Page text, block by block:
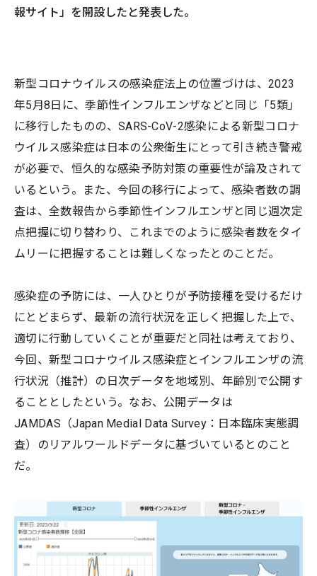
報サイト」を開設したと発表した。
新型コロナウイルスの感染症法上の位置づけは、2023
年5月8日に、季節性インフルエンザなどと同じ「5類」
に移行したものの、SARS-CoV-2感染による新型コロナ
ウイルス感染症は日本の公衆衛生にとって引き続き警戒
が必要で、恒久的な感染予防対策の重要性が論及されて
いるという。また、今回の移行によって、感染者数の調
査は、全数報告から季節性インフルエンザと同じ週次定
点把握に切り替わり、これまでのように感染者数をタイ
ムリーに把握することは難しくなったとのことだ。
感染症の予防には、一人ひとりが予防接種を受けるだけ
にとどまらず、最新の流行状況を正しく把握した上で、
適切に行動していくことが重要だと同社は考えており、
今回、新型コロナウイルス感染症とインフルエンザの流
行状況（推計）の日次データを地域別、年齢別で公開す
ることとしたという。なお、公開データは
JAMDAS（Japan Medial Data Survey：日本臨床実態調
査）のリアルワールドデータに基づいているとのこと
だ。